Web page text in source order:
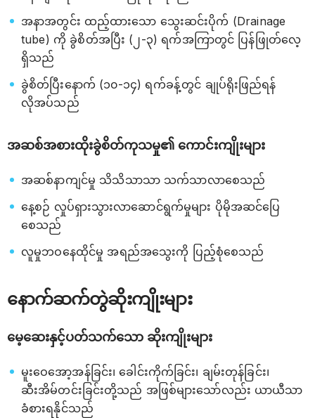
အနာအတွင်း ထည့်ထားသော သွေးဆင်းပိုက် (Drainage
tube) ကို ခွဲစိတ်အပြီး (၂-၃) ရက်အကြာတွင် ပြန်ဖြုတ်လေ့
ရှိသည်
ခွဲစိတ်ပြီးနောက် (၁၀-၁၄) ရက်ခန့်တွင် ချုပ်ရိုးဖြည်ရန်
လိုအပ်သည်
အဆစ်အစားထိုးခွဲစိတ်ကုသမှု၏ ကောင်းကျိုးများ
အဆစ်နာကျင်မှု သိသိသာသာ သက်သာလာစေသည်
နေ့စဉ် လှုပ်ရှားသွားလာဆောင်ရွက်မှုများ ပိုမိုအဆင်ပြေ
စေသည်
လူမှုဘဝနေထိုင်မှု အရည်အသွေးကို ပြည့်စုံစေသည်
နောက်ဆက်တွဲဆိုးကျိုးများ
မေ့ဆေးနှင့်ပတ်သက်သော ဆိုးကျိုးများ
မူးဝေအော့အန်ခြင်း၊ ခေါင်းကိုက်ခြင်း၊ ချမ်းတုန်ခြင်း၊
ဆီးအိမ်တင်းခြင်းတို့သည် အဖြစ်များသော်လည်း ယာယီသာ
ခံစားရနိုင်သည်